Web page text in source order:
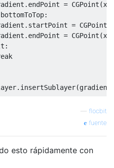
. endPoint = CGPoint (x
bottomToTop:
. startPoint = CGPoint
. endPoint = CGPoint (x
:
. insertSublayer(gradient
flocbit
fuente
esto rápidamente con